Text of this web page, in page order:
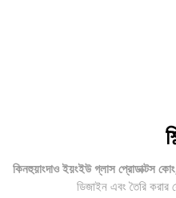
কিনহুয়াংদাও ইয়ংইউ গ্লাস প্রোডাক্টস
ডিজাইন এবং তৈরি করার